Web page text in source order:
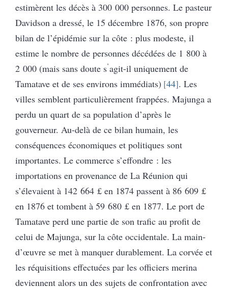
estimèrent les décès à 300 000 personnes. Le pasteur
Davidson a dressé, le 15 décembre 1876, son propre
bilan de l’épidémie sur la côte : plus modeste, il
estime le nombre de personnes décédées de 1 800 à
2 000 (mais sans doute s’agit-il uniquement de
Tamatave et de ses environs immédiats) 44 . Les
villes semblent particulièrement frappées. Majunga a
perdu un quart de sa population d’après le
gouverneur. Au-delà de ce bilan humain, les
conséquences économiques et politiques sont
importantes. Le commerce s’effondre : les
importations en provenance de La Réunion qui
s’élevaient à 142 664 £ en 1874 passent à 86 609 £
en 1876 et tombent à 59 680 £ en 1877. Le port de
Tamatave perd une partie de son trafic au profit de
celui de Majunga, sur la côte occidentale. La main-
d’œuvre se met à manquer durablement. La corvée et
les réquisitions effectuées par les officiers merina
deviennent alors un des sujets de confrontation avec